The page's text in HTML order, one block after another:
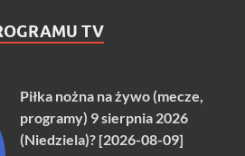
TV
Piłka nożna na żywo (mecze,
programy) 9 sierpnia 2026
(Niedziela)? [2026-08-09]